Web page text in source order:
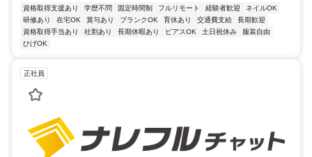
資格取得支援あり 学歴不問 固定時間制 フルリモート 経験者歓迎
ネイルOK
研修あり
在宅OK 賞与あり ブランクOK 育休あり 交通費支給
長期歓迎
資格取得手当あり
社割あり 長期休暇あり ピアスOK 土日祝休み
服装自由
ひげOK
正社員